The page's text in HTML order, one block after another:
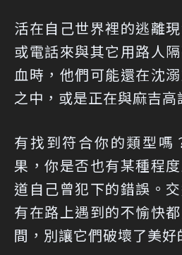
活在自己世界裡的逃離
或電話來與其它用路人
血時，他們可能還在沈
之中，或是正在與麻吉高
有找到符合你的類型嗎
果，你是否也有某種程
道自己曾犯下的錯誤。
有在路上遇到的不愉快
間，別讓它們破壞了美好